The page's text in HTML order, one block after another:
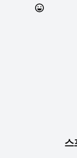
스